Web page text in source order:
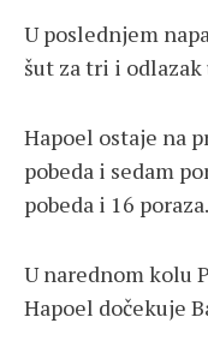
U poslednjem
šut za tri i
Hapoel ostaje na
pobeda i sedam
pobeda i 16 poraza.
U narednom kolu
Hapoel dočekuje